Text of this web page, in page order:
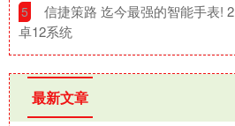
5
信捷策路 迄今最强的智能手表!
卓12系统
最新文章